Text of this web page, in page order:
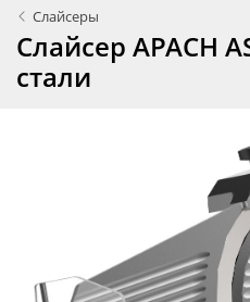
Слайсеры
Слайсер APACH
стали